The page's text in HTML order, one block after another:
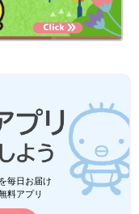
毎日お届け
料アプリ